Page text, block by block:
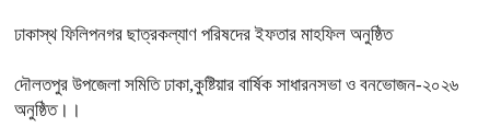
ঢাকাস্থ ফিলিপনগর ছাত্রকল্যাণ পরিষদের ইফতার মাহফিল অনুষ্ঠিত
দৌলতপুর উপজেলা সমিতি ঢাকা,কুষ্টিয়ার বার্ষিক সাধারনসভা ও বনভোজন-২০২৬
অনুষ্ঠিত।।